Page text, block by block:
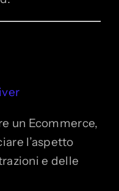
un Ecommerce,
l’aspetto
e delle